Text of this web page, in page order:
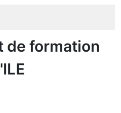
de formation